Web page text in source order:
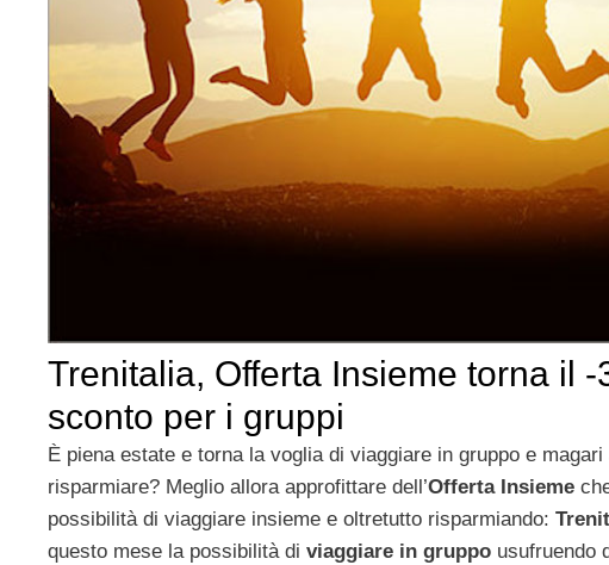
Trenitalia, Offerta Insieme torna il -
sconto per i gruppi
È piena estate e torna la voglia di viaggiare in gruppo e magari
risparmiare? Meglio allora approfittare dell’Offerta Insieme
possibilità di viaggiare insieme e oltretutto risparmiando:
questo mese la possibilità di viaggiare in gruppo usufruendo